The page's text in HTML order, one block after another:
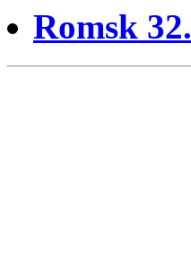
Romsk 32.